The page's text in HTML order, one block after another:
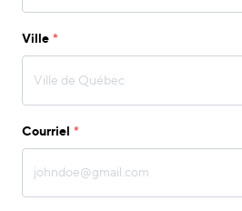
Ville
Courriel